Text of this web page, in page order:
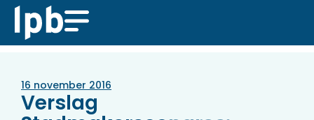
16 november 2016
Verslag